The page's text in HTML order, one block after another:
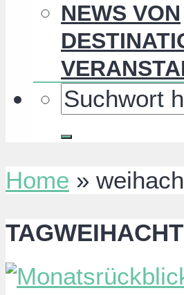
NEWS VON
Home »